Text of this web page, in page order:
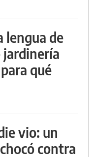
lengua de
jardinería
qué
vio: un
contra